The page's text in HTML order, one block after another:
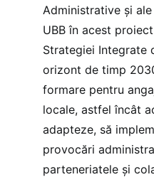
Administrative și
UBB în acest
Strategiei Integrate
orizont de timp
formare pentru
locale, astfel încât
adapteze, să
provocări
parteneriatele și